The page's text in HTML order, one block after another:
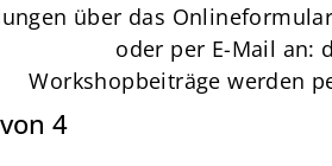
über das
oder per E-Mail an:
Workshopbeiträge werden
4